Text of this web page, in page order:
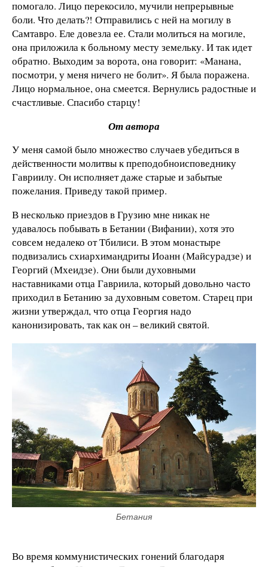
помогало. Лицо перекосило, мучили непрерывные
боли. Что делать?! Отправились с ней на могилу в
Самтавро. Еле довезла ее. Стали молиться на могиле,
она приложила к больному месту земельку. И так идет
обратно. Выходим за ворота, она говорит: «Манана,
посмотри, у меня ничего не болит». Я была поражена.
Лицо нормальное, она смеется. Вернулись радостные и
счастливые. Спасибо старцу!
От автора
У меня самой было множество случаев убедиться в
действенности молитвы к преподобноисповеднику
Гавриилу. Он исполняет даже старые и забытые
пожелания. Приведу такой пример.
В несколько приездов в Грузию мне никак не
удавалось побывать в Бетании (Вифании), хотя это
совсем недалеко от Тбилиси. В этом монастыре
подвизались схиархимандриты Иоанн (Майсурадзе) и
Георгий (Мхеидзе). Они были духовными
наставниками отца Гавриила, который довольно часто
приходил в Бетанию за духовным советом. Старец при
жизни утверждал, что отца Георгия надо
канонизировать, так как он – великий святой.
Бетания
Во время коммунистических гонений благодаря